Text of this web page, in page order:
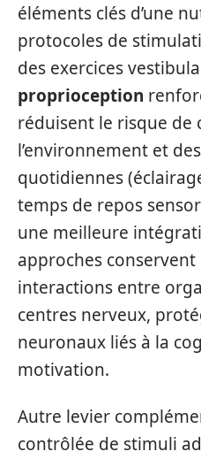
éléments clés d’une
protocoles de
des exercices
proprioception
réduisent le risque de
l’environnement et
quotidiennes
temps de repos
une meilleure
approches conservent
interactions entre
centres nerveux,
neuronaux liés à la
motivation.
Autre levier
contrôlée de stimuli